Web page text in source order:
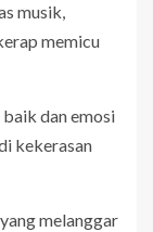
musik,
memicu
dan emosi
kekerasan
melanggar